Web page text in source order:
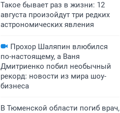
Такое бывает раз в жизни: 12
августа произойдут три редких
астрономических явления
Прохор Шаляпин влюбился
по-настоящему, а Ваня
Дмитриенко побил необычный
рекорд: новости из мира шоу-
бизнеса
В Тюменской области погиб врач,